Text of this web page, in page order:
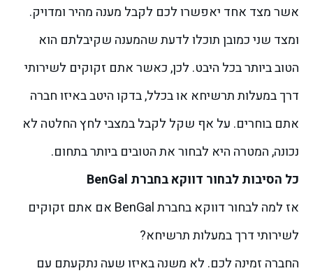
אשר מצד אחד יאפשרו לכם לקבל מענה מהיר ומדויק.
ומצד שני כמובן תוכלו לדעת שהמענה שקיבלתם הוא
הטוב ביותר בכל היבט. לכן, כאשר אתם זקוקים לשירותי
דרך במעלות תרשיחא או בכלל, בדקו היטב באיזו חברה
אתם בוחרים. על אף שקל לקבל במצבי לחץ החלטה לא
נכונה, המטרה היא לבחור את הטובים ביותר בתחום.
כל הסיבות לבחור דווקא בחברת BenGal
אז למה לבחור דווקא בחברת BenGal אם אתם זקוקים
לשירותי דרך במעלות תרשיחא?
החברה זמינה לכם. לא משנה באיזו שעה נתקעתם עם